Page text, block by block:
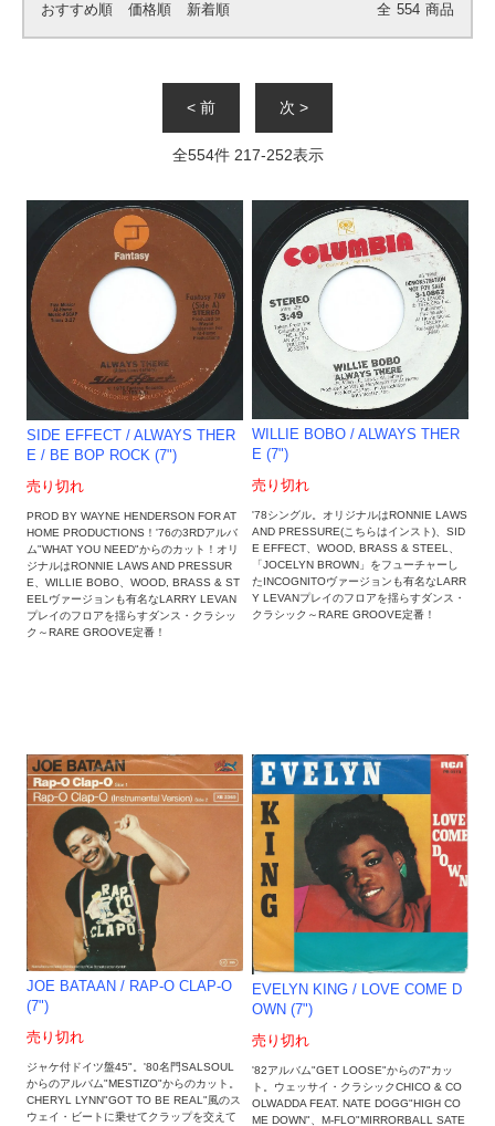
おすすめ順 価格順 新着順 全 554 商品
< 前 次 >
全554件 217-252表示
SIDE EFFECT / ALWAYS THER
E / BE BOP ROCK (7")
売り切れ
PROD BY WAYNE HENDERSON FOR AT
HOME PRODUCTIONS！'76の3RDアルバ
ム"WHAT YOU NEED"からのカット！オリ
ジナルはRONNIE LAWS AND PRESSUR
E、WILLIE BOBO、WOOD, BRASS & ST
EELヴァージョンも有名なLARRY LEVAN
プレイのフロアを揺らすダンス・クラシッ
ク～RARE GROOVE定番！
WILLIE BOBO / ALWAYS THER
E (7")
売り切れ
'78シングル。オリジナルはRONNIE LAWS
AND PRESSURE(こちらはインスト)、SID
E EFFECT、WOOD, BRASS & STEEL、
「JOCELYN BROWN」をフューチャーし
たINCOGNITOヴァージョンも有名なLARR
Y LEVANプレイのフロアを揺らすダンス・
クラシック～RARE GROOVE定番！
JOE BATAAN ‎/ RAP-O CLAP-O
(7")
売り切れ
ジャケ付ドイツ盤45"。'80名門SALSOUL
からのアルバム"MESTIZO"からのカット。
CHERYL LYNN"GOT TO BE REAL"風のス
ウェイ・ビートに乗せてクラップを交えて
EVELYN KING / LOVE COME D
OWN (7")
売り切れ
'82アルバム"GET LOOSE"からの7"カッ
ト。ウェッサイ・クラシックCHICO & CO
OLWADDA FEAT. NATE DOGG"HIGH CO
ME DOWN"、M-FLO"MIRRORBALL SATE